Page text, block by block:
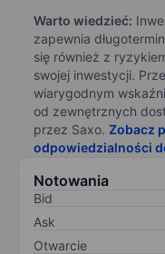
Warto wiedzieć:
zapewnia
się również z
swojej inwestycji.
wiarygodnym
od zewnętrznych
przez Saxo. Zobacz
odpowiedzialności
Notowania
Bid
Ask
Otwarcie